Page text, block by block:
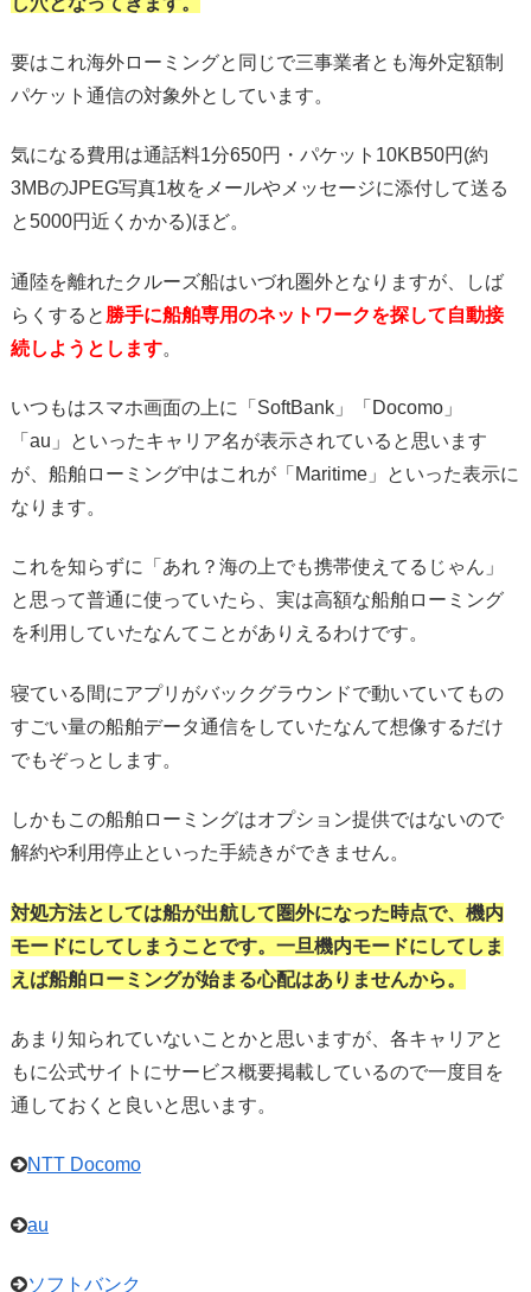
要はこれ海外ローミングと同じで三事業者とも海外定額制
パケット通信の対象外としています。
気になる費用は通話料1分650円・パケット10KB50円(約
3MBのJPEG写真1枚をメールやメッセージに添付して送る
と5000円近くかかる)ほど。
通陸を離れたクルーズ船はいづれ圏外となりますが、しば
らくすると 勝手に船舶専用のネットワークを探して自動接
続しようとします。
いつもはスマホ画面の上に「SoftBank」「Docomo」
「au」といったキャリア名が表示されていると思います
が、船舶ローミング中はこれが「Maritime」といった表示に
なります。
これを知らずに「あれ？海の上でも携帯使えてるじゃん」
と思って普通に使っていたら、実は高額な船舶ローミング
を利用していたなんてことがありえるわけです。
寝ている間にアプリがバックグラウンドで動いていてもの
すごい量の船舶データ通信をしていたなんて想像するだけ
でもぞっとします。
しかもこの船舶ローミングはオプション提供ではないので
解約や利用停止といった手続きができません。
対処方法としては船が出航して圏外になった時点で、機内
モードにしてしまうことです。一旦機内モードにしてしま
えば船舶ローミングが始まる心配はありませんから。
あまり知られていないことかと思いますが、各キャリアと
もに公式サイトにサービス概要掲載しているので一度目を
通しておくと良いと思います。
NTT Docomo
au
ソフトバンク